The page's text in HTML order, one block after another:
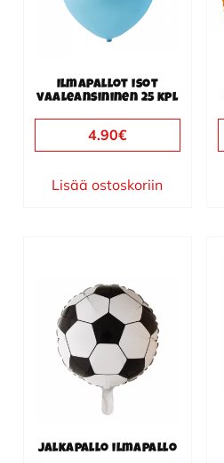
Ilmapallot isot
vaaleansininen 25 kpl
4.90€
Lisää ostoskoriin
Jalkapallo ilmapallo